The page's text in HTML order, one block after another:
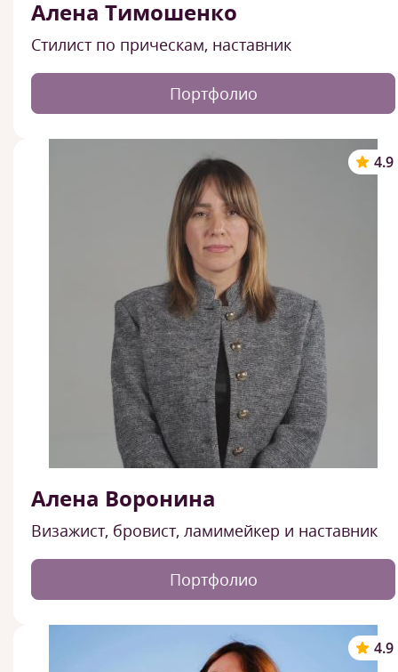
Алена Тимошенко
Стилист по прическам, наставник
Портфолио
4.9
Алена Воронина
Визажист, бровист, ламимейкер и наставник
Портфолио
4.9